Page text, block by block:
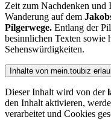
Zeit zum Nachdenken und
Wanderung auf dem
Pilgerwege. Entlang der
besinnlichen Texten sowie
Sehenswürdigkeiten.
Inhalte von mein.toubiz
Dieser Inhalt wird von der
den Inhalt aktivieren,
verarbeitet und Cookies